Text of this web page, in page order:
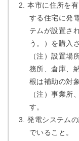
本市に住所を
する住宅に発
テムが設置さ
う。）を購入
（注）設置場
務所、倉庫、
根は補助の対
（注）事業所
す。
発電システム
でいること。